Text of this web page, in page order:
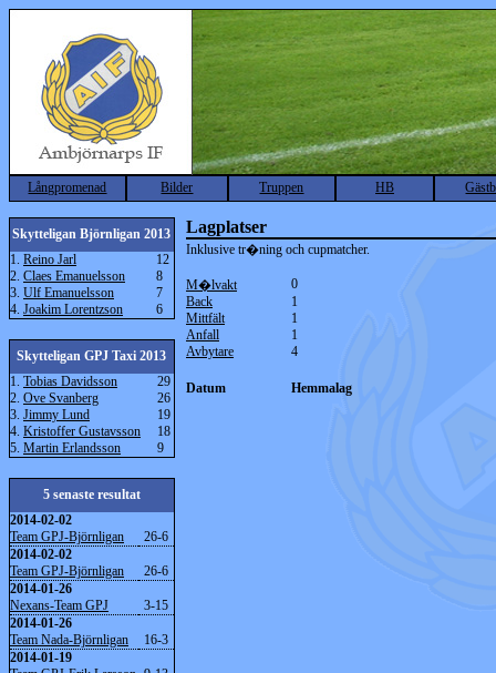
Långpromenad Bilder Truppen HB
Skytteligan Björnligan 2013
1. Reino Jarl
12
2. Claes Emanuelsson
8
3. Ulf Emanuelsson
7
4. Joakim Lorentzson 6
Skytteligan GPJ Taxi 2013
1. Tobias Davidsson
29
2. Ove Svanberg
26
3. Jimmy Lund
19
4. Kristoffer Gustavsson
18
5. Martin Erlandsson 9
5 senaste resultat
2014-02-02
Team GPJ-Björnligan
26-6
2014-02-02
Team GPJ-Björnligan
26-6
2014-01-26
Nexans-Team GPJ
3-15
2014-01-26
Team Nada-Björnligan
16-3
2014-01-19
Lagplatser
Inklusive tr�ning och cupmatcher.
M�lvakt
0
Back
1
Mittfält
1
Anfall
1
Avbytare
4
Datum Hemmalag